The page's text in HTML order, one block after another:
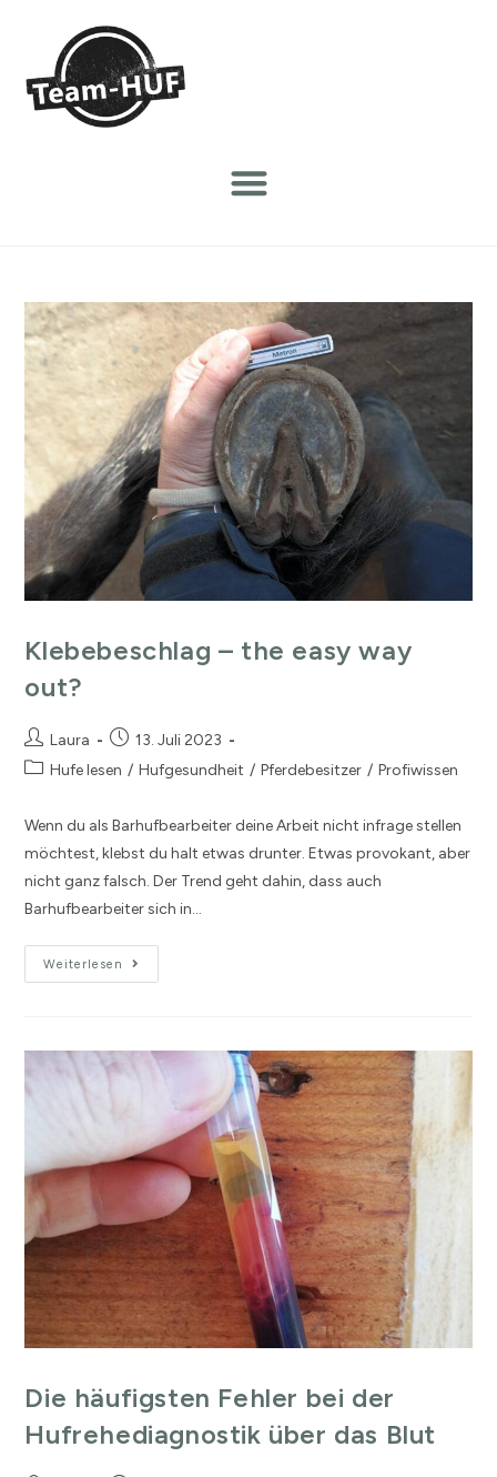
Klebebeschlag – the easy way
out?
Laura
13. Juli 2023
Hufe lesen / Hufgesundheit / Pferdebesitzer / Profiwissen
Wenn du als Barhufbearbeiter deine Arbeit nicht infrage stellen
möchtest, klebst du halt etwas drunter. Etwas provokant, aber
nicht ganz falsch. Der Trend geht dahin, dass auch
Barhufbearbeiter sich in…
Weiterlesen
Die häufigsten Fehler bei der
Hufrehediagnostik über das Blut